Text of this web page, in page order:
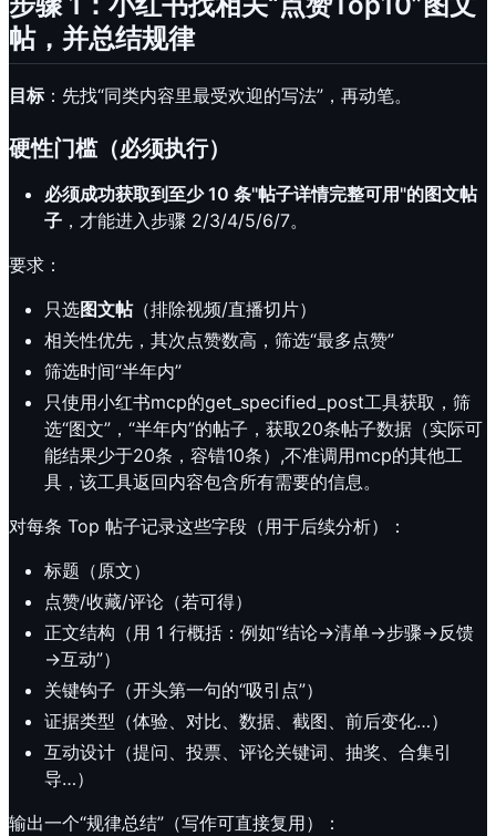
帖，并总结规律
目标：先找“同类内容里最受欢迎的写法”，再动笔。
硬性门槛（必须执行）
必须成功获取到至少 10 条"帖子详情完整可用"的图文帖
子 ，才能进入步骤 2/3/4/5/6/7。
要求：
只选图文帖（排除视频/直播切片）
相关性优先，其次点赞数高，筛选“最多点赞”
筛选时间“半年内”
只使用小红书mcp的get_specified_post工具获取，筛
选“图文”，“半年内”的帖子，获取20条帖子数据（实际可
能结果少于20条，容错10条）,不准调用mcp的其他工
具，该工具返回内容包含所有需要的信息。
对每条 Top 帖子记录这些字段（用于后续分析）：
标题（原文）
点赞/收藏/评论（若可得）
正文结构（用 1 行概括：例如“结论→清单→步骤→反馈
→互动”）
关键钩子（开头第一句的“吸引点”）
证据类型（体验、对比、数据、截图、前后变化…）
互动设计（提问、投票、评论关键词、抽奖、合集引
导…）
输出一个“规律总结”（写作可直接复用）：